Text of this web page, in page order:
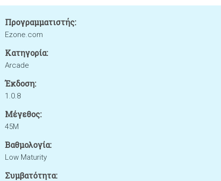
Προγραμματιστής:
Ezone.com
Κατηγορία:
Arcade
Έκδοση:
1.0.8
Μέγεθος:
45M
Βαθμολογία:
Low Maturity
Συμβατότητα: